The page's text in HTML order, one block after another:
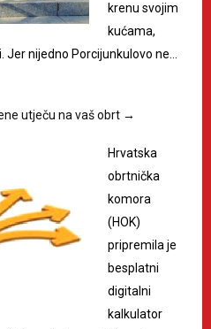
krenu svojim
kućama,
Jer nijedno Porcijunkulovo ne…
utječu na vaš obrt →
Hrvatska
obrtnička
komora
(HOK)
pripremila je
besplatni
digitalni
kalkulator